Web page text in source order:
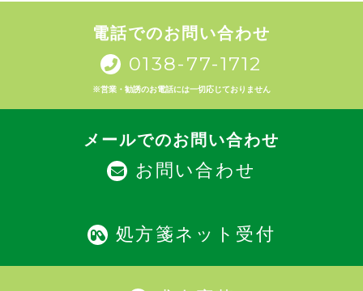
電話でのお問い合わせ
0138-77-1712
※営業・勧誘のお電話には一切応じておりません
メールでのお問い合わせ
お問い合わせ
処方箋ネット受付